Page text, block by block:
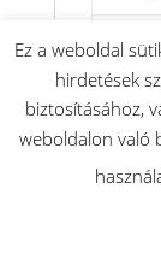
Gorenje
Ez a weboldal
hirdetések
biztosításához,
weboldalon való